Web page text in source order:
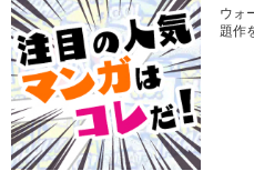
ウォ
題作